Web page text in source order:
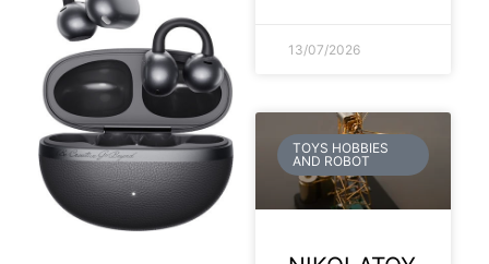
13/07/2026
TOYS HOBBIES
AND ROBOT